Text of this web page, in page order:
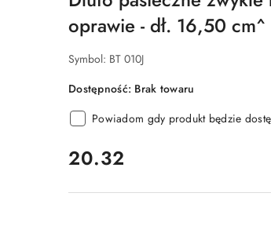
oprawie - dł. 16,50 cm^
Symbol: BT 010J
Dostępność: Brak towaru
Powiadom gdy produkt będzie
cena:
20.32